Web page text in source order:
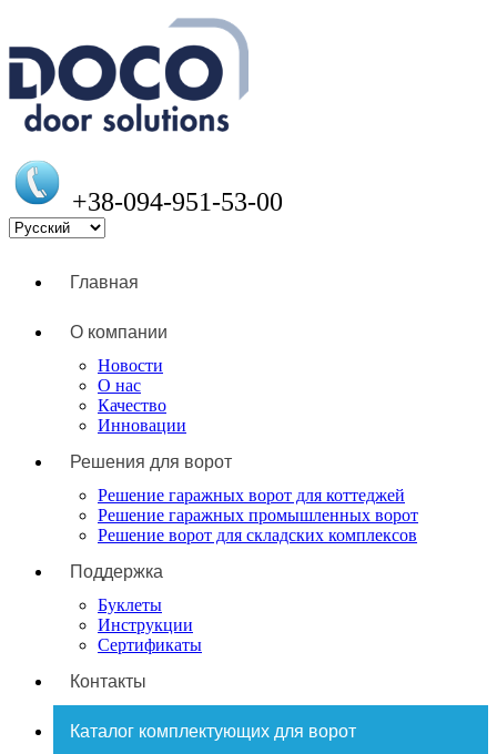
+38-094-951-53-00
Главная
О компании
Новости
О нас
Качество
Инновации
Решения для ворот
Решение гаражных ворот для коттеджей
Решение гаражных промышленных ворот
Решение ворот для складских комплексов
Поддержка
Буклеты
Инструкции
Сертификаты
Контакты
Каталог комплектующих для ворот